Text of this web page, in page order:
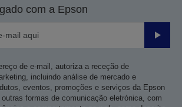
com a Epson
Enviar
de e-mail, autoriza a receção de
incluindo análise de mercado e
eventos, promoções e serviços da Epson
formas de comunicação eletrónica, com